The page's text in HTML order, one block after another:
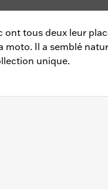
ont tous deux leur
moto. Il a semblé
unique.
FLTRXRRSE 2025